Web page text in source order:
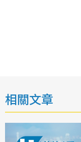
相關文章